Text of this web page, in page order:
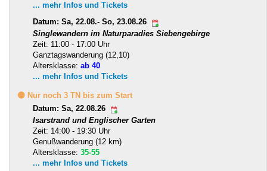
... mehr Infos und Tickets
Datum: Sa, 22.08.- So, 23.08.26
Singlewandern im Naturparadies Siebengebirge
Zeit: 11:00 - 17:00 Uhr
Ganztagswanderung (12,10)
Altersklasse: ab 40
... mehr Infos und Tickets
🟡 Nur noch 3 TN bis zum Start
Datum: Sa, 22.08.26
Isarstrand und Englischer Garten
Zeit: 14:00 - 19:30 Uhr
Genußwanderung (12 km)
Altersklasse: 35-55
... mehr Infos und Tickets